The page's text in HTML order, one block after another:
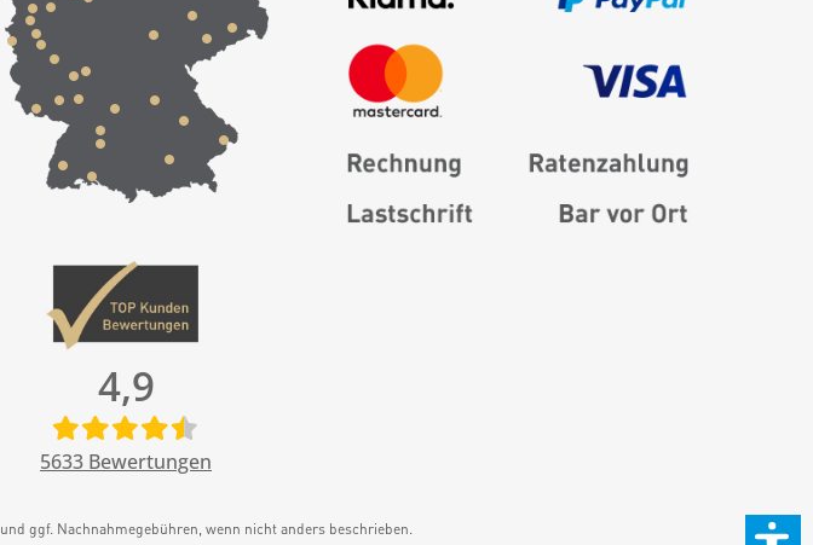
4,9
5633 Bewertungen
und ggf. Nachnahmegebühren, wenn nicht anders beschrieben.